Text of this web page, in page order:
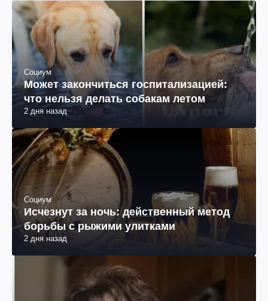
Социум
Может закончиться госпитализацией:
что нельзя делать собакам летом
2 дня назад
Социум
Исчезнут за ночь: действенный метод
борьбы с рыжими улитками
2 дня назад